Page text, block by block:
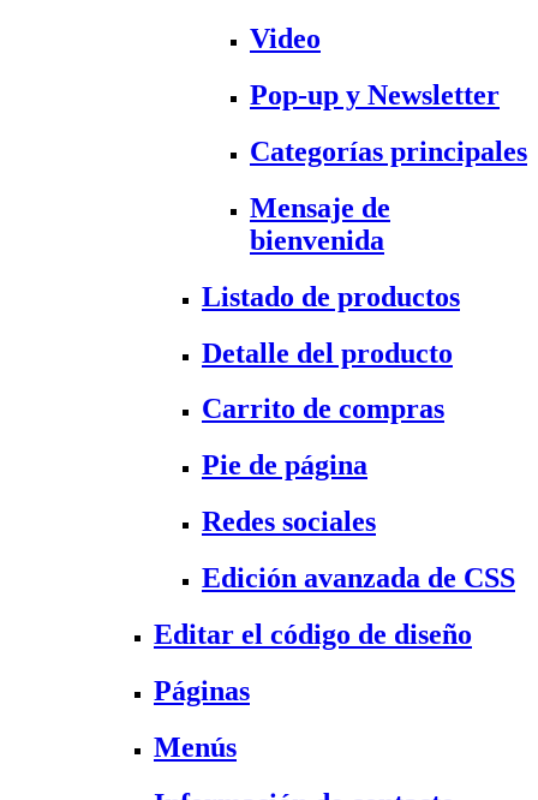
Video
Pop-up y Newsletter
Categorías principales
Mensaje de
bienvenida
Listado de productos
Detalle del producto
Carrito de compras
Pie de página
Redes sociales
Edición avanzada de CSS
Editar el código de diseño
Páginas
Menús